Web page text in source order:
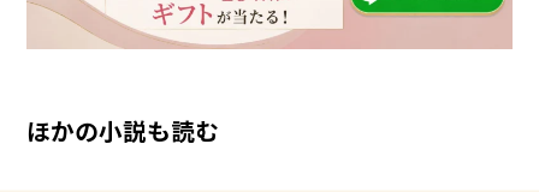
ほかの小説も読む